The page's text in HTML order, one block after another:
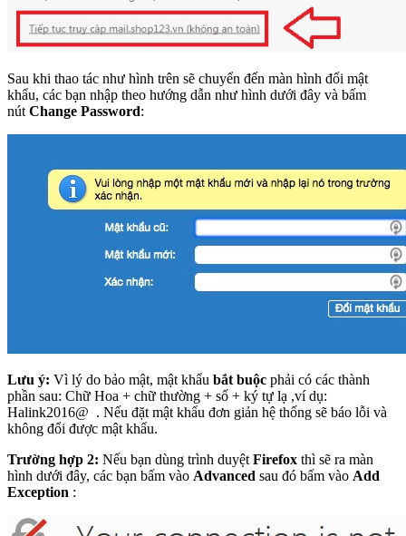
Sau khi thao tác như hình trên sẽ chuyển đến màn hình đổi mật
khẩu, các bạn nhập theo hướng dẫn như hình dưới đây và bấm
nút Change Password:
Lưu ý: Vì lý do bảo mật, mật khẩu bắt buộc phải có các thành
phần sau: Chữ Hoa + chữ thường + số + ký tự lạ ,ví dụ:
Halink2016@ . Nếu đặt mật khẩu đơn giản hệ thống sẽ báo lỗi và
không đổi được mật khẩu.
Trường hợp 2: Nếu bạn dùng trình duyệt Firefox thì sẽ ra màn
hình dưới đây, các bạn bấm vào Advanced sau đó bấm vào Add
Exception :